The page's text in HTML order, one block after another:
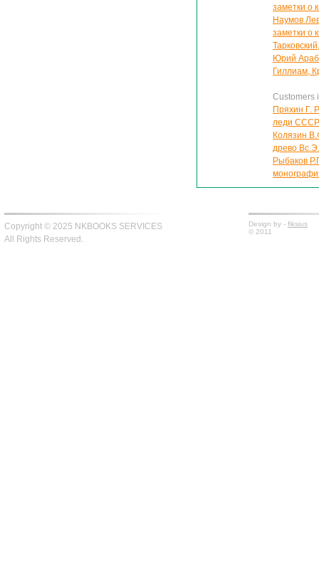
заметки о
Наумов
заметки о
Юрий
Гиллиам,
Customers
Пряхин Г.
леди СССР
Колязин
древо
Рыбаков
Copyright © 2025 NKBOOKS SERVICES
All Rights Reserved.
Design by - fiksius
© 2011